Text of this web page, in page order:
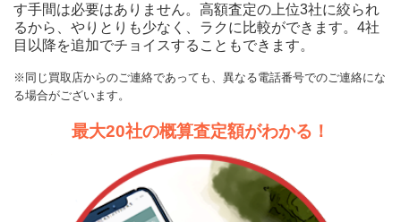
す手間は必要はありません。高額査定の上位3社に絞られ
るから、やりとりも少なく、ラクに比較ができます。4社
目以降を追加でチョイスすることもできます。
※同じ買取店からのご連絡であっても、異なる電話番号でのご連絡にな
る場合がございます。
最大20社の概算査定額がわかる！